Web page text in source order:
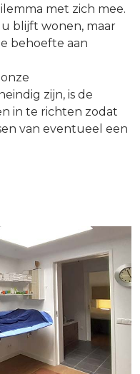
met zich mee.
blijft wonen, maar
behoefte aan
zijn, is de
in te richten zodat
van eventueel een